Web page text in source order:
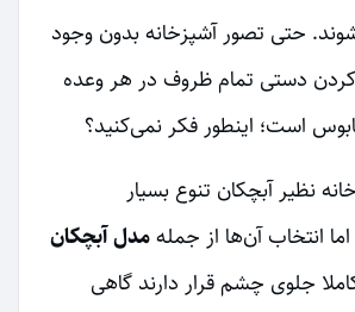
حتی تصور آشپزخانه بدون وجود
دستی تمام ظروف در هر وعده
است؛ اینطور فکر نمی‌کنید؟
نظیر آبچکان تنوع بسیار
انتخاب آن‌ها از جملهمدل آبچکان
جلوی چشم قرار دارند گاهی